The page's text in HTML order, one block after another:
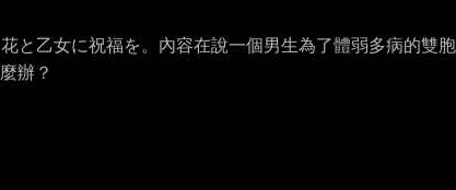
と乙女に祝福を。內容在說一個男生為了體弱多病的
辦？